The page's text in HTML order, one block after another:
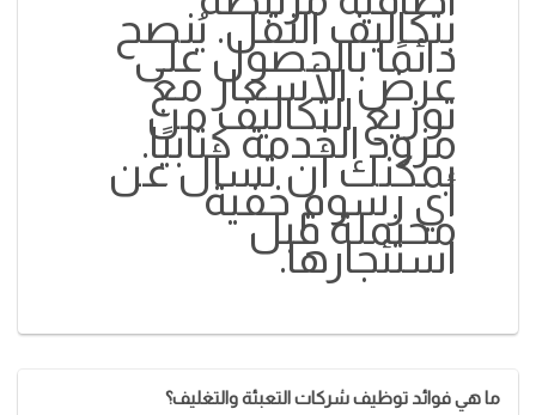
بتكاليف النقل. يُنصح
دائمًا بالحصول على
عرض الأسعار مع
توزيع التكاليف من
مزود الخدمة كتابيًا.
يمكنك أن تسأل عن
أي رسوم خفية
محتملة قبل
استئجارها.
ما هي فوائد توظيف شركات التعبئة والتغليف؟